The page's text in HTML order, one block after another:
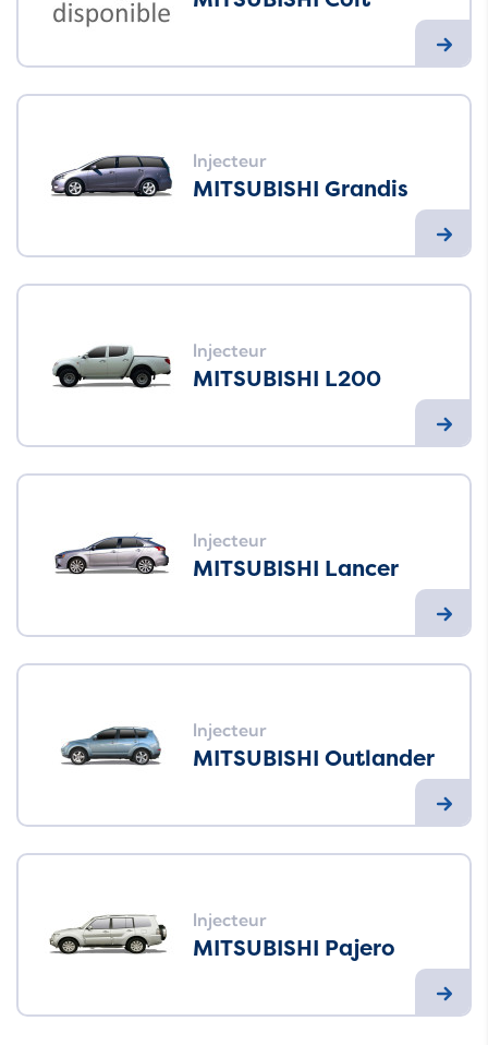
Injecteur
MITSUBISHI Grandis
Injecteur
MITSUBISHI L200
Injecteur
MITSUBISHI Lancer
Injecteur
MITSUBISHI Outlander
Injecteur
MITSUBISHI Pajero